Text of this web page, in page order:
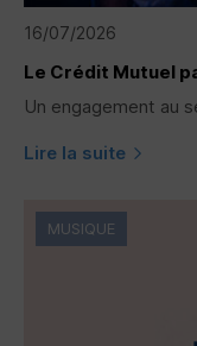
16/07/2026
Le Crédit Mutuel
Un engagement au
Lire la suite
MUSIQUE